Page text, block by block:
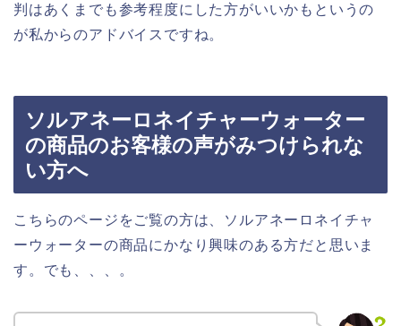
判はあくまでも参考程度にした方がいいかもというの
が私からのアドバイスですね。
ソルアネーロネイチャーウォーター
の商品のお客様の声がみつけられな
い方へ
こちらのページをご覧の方は、ソルアネーロネイチャ
ーウォーターの商品にかなり興味のある方だと思いま
す。でも、、、。